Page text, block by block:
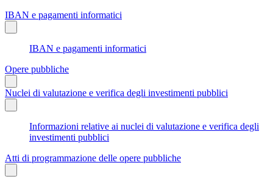
IBAN e pagamenti informatici
IBAN e pagamenti informatici
Opere pubbliche
Nuclei di valutazione e verifica degli investimenti pubblici
Informazioni relative ai nuclei di valutazione e verifica degli
investimenti pubblici
Atti di programmazione delle opere pubbliche